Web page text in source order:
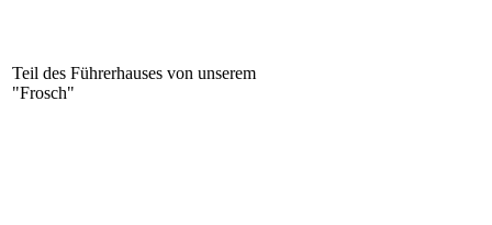
Teil des Führerhauses von unserem
"Frosch"